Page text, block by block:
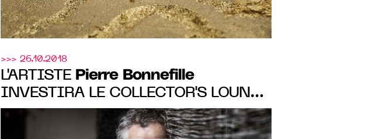
>>> 26.10.2018
L'ARTISTE Pierre Bonnefille
INVESTIRA LE COLLECTOR'S LOUNGE
DE "THE SALON" À NEW YORK DU 8
AU 12 NOVEMBRE